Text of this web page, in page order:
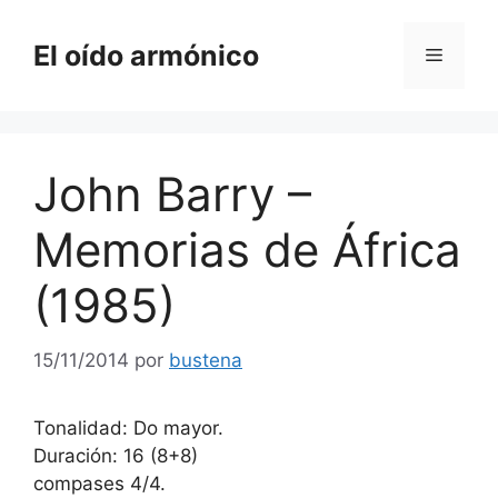
contenido
El oído armónico Menú
John Barry –
Memorias de África
(1985)
15/11/2014 por bustena
Tonalidad: Do mayor.
Duración: 16 (8+8)
compases 4/4.